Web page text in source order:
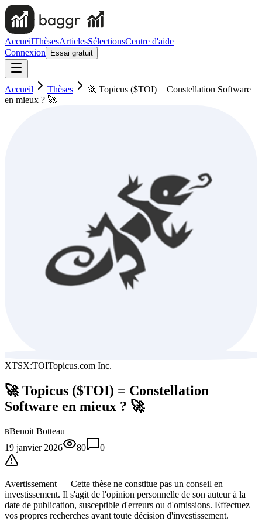
AccueilThèsesArticlesSélectionsCentre d'aide
Connexion
Essai gratuit
Accueil Thèses
🚀 Topicus ($TOI) = Constellation Software
en mieux ? 🚀
XTSX:TOITopicus.com Inc.
🚀 Topicus ($TOI) = Constellation
Software en mieux ? 🚀
BBenoit Botteau
19 janvier 2026
80 0
Avertissement — Cette thèse ne constitue pas un conseil en
investissement. Il s'agit de l'opinion personnelle de son auteur à la
date de publication, susceptible d'erreurs ou d'omissions. Effectuez
vos propres recherches avant toute décision d'investissement.